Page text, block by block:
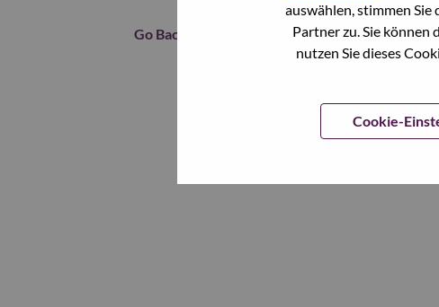
auswählen, stimmen
Partner zu. Sie können
nutzen Sie dieses
Cookie-
Go Back